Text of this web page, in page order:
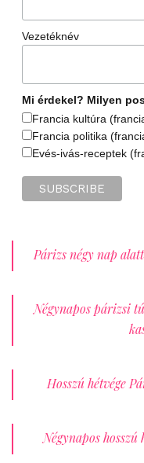
Vezetéknév
Mi érdekel? Milyen
Francia kultúra
Francia politika
Evés-ivás-receptek
Párizs négy nap
Négynapos párizsi
Hosszú hétvége
Négynapos